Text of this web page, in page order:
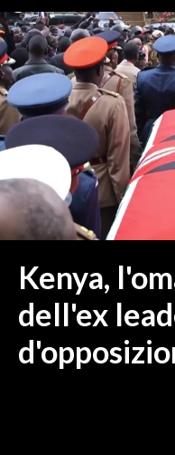
PROVINCIA DI CAGLIARI
SULCIS IGLESIENTE
MEDIO CAMPIDANO
ORISTANO E PROVINCIA
SASSARI E PROVINCIA
NUORO E PROVINCIA
OGLIASTRA
CRONACA
ITALIA
MONDO
Kenya,
dell'ex